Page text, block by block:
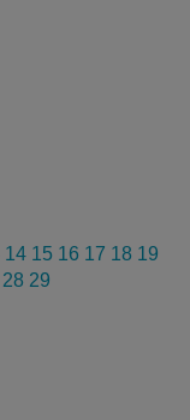
14 15 16 17 18 19
28 29